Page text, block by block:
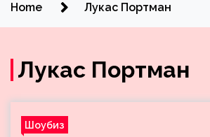
Home Лукас Портман
Лукас Портман
Шоубиз